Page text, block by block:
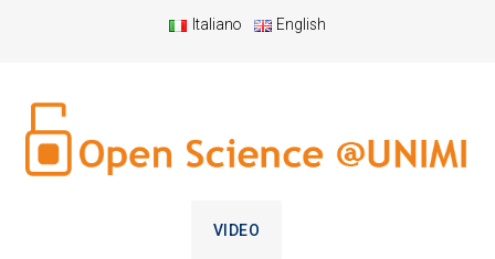
Italiano English
VIDEO